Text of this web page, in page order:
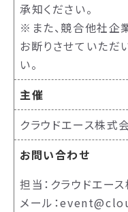
承知ください。
※また、競合他社企
お断りさせていただ
い。
主催
クラウドエース株式
お問い合わせ
担当：クラウドエ
メール：